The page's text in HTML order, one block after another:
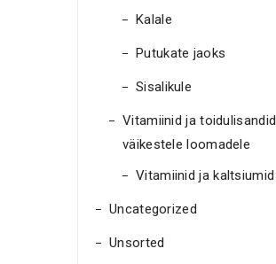
Kalale
Putukate jaoks
Sisalikule
Vitamiinid ja toidulisandid
väikestele loomadele
Vitamiinid ja kaltsiumid
Uncategorized
Unsorted